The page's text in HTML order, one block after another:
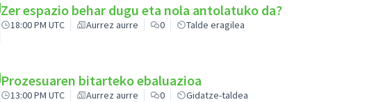
Zer espazio behar dugu eta nola antolatuko da?
18:00 PM UTC Aurrez aurre 0 Talde eragilea
Prozesuaren bitarteko ebaluazioa
13:00 PM UTC Aurrez aurre 0 Gidatze-taldea